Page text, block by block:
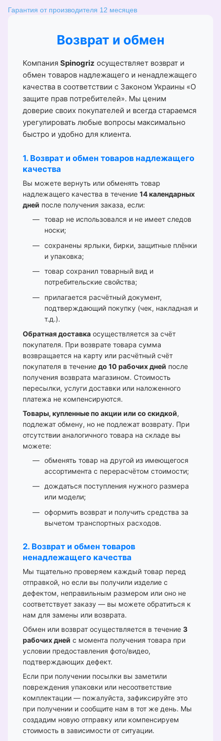
Гарантия от производителя 12 месяцев
Возврат и обмен
Компания Spinogriz осуществляет возврат и
обмен товаров надлежащего и ненадлежащего
качества в соответствии с Законом Украины «О
защите прав потребителей». Мы ценим
доверие своих покупателей и всегда стараемся
урегулировать любые вопросы максимально
быстро и удобно для клиента.
1. Возврат и обмен товаров надлежащего
качества
Вы можете вернуть или обменять товар
надлежащего качества в течение 14 календарных
дней после получения заказа, если:
товар не использовался и не имеет следов
носки;
сохранены ярлыки, бирки, защитные плёнки
и упаковка;
товар сохранил товарный вид и
потребительские свойства;
прилагается расчётный документ,
подтверждающий покупку (чек, накладная и
т.д.).
Обратная доставка осуществляется за счёт
покупателя. При возврате товара сумма
возвращается на карту или расчётный счёт
покупателя в течение до 10 рабочих дней после
получения возврата магазином. Стоимость
пересылки, услуги доставки или наложенного
платежа не компенсируются.
Товары, купленные по акции или со скидкой,
подлежат обмену, но не подлежат возврату. При
отсутствии аналогичного товара на складе вы
можете:
обменять товар на другой из имеющегося
ассортимента с перерасчётом стоимости;
дождаться поступления нужного размера
или модели;
оформить возврат и получить средства за
вычетом транспортных расходов.
2. Возврат и обмен товаров
ненадлежащего качества
Мы тщательно проверяем каждый товар перед
отправкой, но если вы получили изделие с
дефектом, неправильным размером или оно не
соответствует заказу — вы можете обратиться к
нам для замены или возврата.
Обмен или возврат осуществляется в течение 3
рабочих дней с момента получения товара при
условии предоставления фото/видео,
подтверждающих дефект.
Если при получении посылки вы заметили
повреждения упаковки или несоответствие
комплектации — пожалуйста, зафиксируйте это
при получении и сообщите нам в тот же день. Мы
создадим новую отправку или компенсируем
стоимость в зависимости от ситуации.